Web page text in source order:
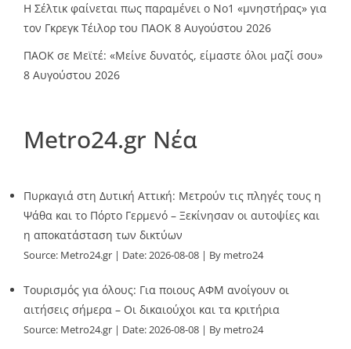
Η Σέλτικ φαίνεται πως παραμένει ο Νο1 «μνηστήρας» για
τον Γκρεγκ Τέιλορ του ΠΑΟΚ 8 Αυγούστου 2026
ΠΑΟΚ σε Μεϊτέ: «Μείνε δυνατός, είμαστε όλοι μαζί σου»
8 Αυγούστου 2026
Metro24.gr Νέα
Πυρκαγιά στη Δυτική Αττική: Μετρούν τις πληγές τους η
Ψάθα και το Πόρτο Γερμενό – Ξεκίνησαν οι αυτοψίες και
η αποκατάσταση των δικτύων
Source: Metro24.gr Date: 2026-08-08 By metro24
Τουρισμός για όλους: Για ποιους ΑΦΜ ανοίγουν οι
αιτήσεις σήμερα – Οι δικαιούχοι και τα κριτήρια
Source: Metro24.gr Date: 2026-08-08 By metro24